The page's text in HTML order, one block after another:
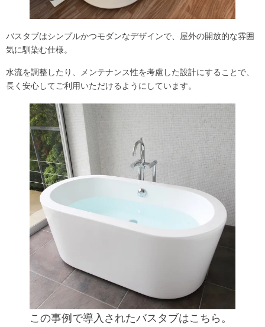
バスタブはシンプルかつモダンなデザインで、屋外の開放的な雰囲
気に馴染む仕様。
水流を調整したり、メンテナンス性を考慮した設計にすることで、
長く安心してご利用いただけるようにしています。
この事例で導入されたバスタブはこちら。